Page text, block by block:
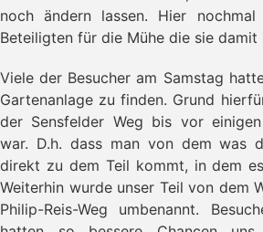
noch ändern lassen. Hier
Beteiligten für die Mühe die sie damit
Viele der Besucher am Samstag
Gartenanlage zu finden. Grund
der Sensfelder Weg bis vor
war. D.h. dass man von dem was
direkt zu dem Teil kommt, in dem
Weiterhin wurde unser Teil von dem
Philip-Reis-Weg umbenannt.